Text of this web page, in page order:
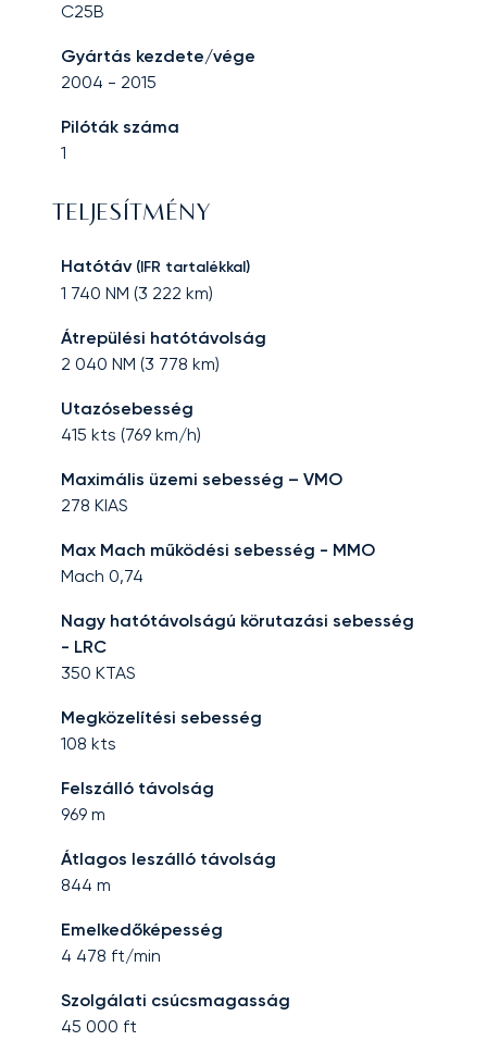
C25B
Gyártás kezdete/vége
2004 - 2015
Pilóták száma
1
TELJESÍTMÉNY
Hatótáv(IFR tartalékkal)
1 740 NM (3 222 km)
Átrepülési hatótávolság
2 040 NM (3 778 km)
Utazósebesség
415 kts (769 km/h)
Maximális üzemi sebesség – VMO
278 KIAS
Max Mach működési sebesség - MMO
Mach 0,74
Nagy hatótávolságú körutazási sebesség
- LRC
350 KTAS
Megközelítési sebesség
108 kts
Felszálló távolság
969 m
Átlagos leszálló távolság
844 m
Emelkedőképesség
4 478 ft/min
Szolgálati csúcsmagasság
45 000 ft